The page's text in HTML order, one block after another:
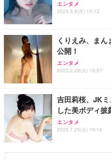
エンタメ
2023.3.8(水) 15:12
くりえみ、ま
公開！
エンタメ
2023.2.28(火) 16:57
吉田莉桜、JK
した美ボディ披
エンタメ
2023.7.25(火) 19:16